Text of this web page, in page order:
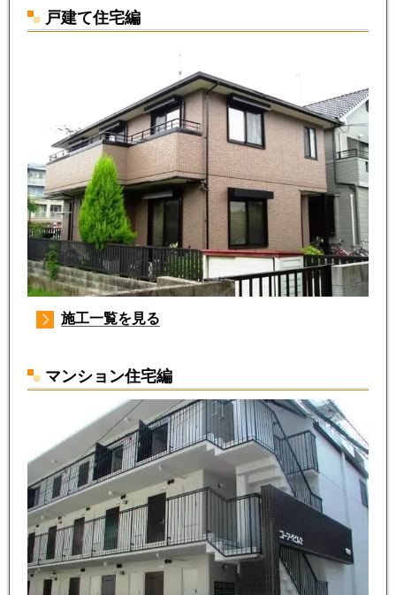
戸建て住宅編
施工一覧を見る
マンション住宅編